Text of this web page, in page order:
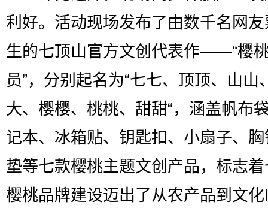
利好。活动现场发布了由数千名网
生的七顶山官方文创代表作——“樱
员”，分别起名为“七七、顶顶、山山
大、樱樱、桃桃、甜甜“，涵盖帆布
记本、冰箱贴、钥匙扣、小扇子、
垫等七款樱桃主题文创产品，标志
樱桃品牌建设迈出了从农产品到文